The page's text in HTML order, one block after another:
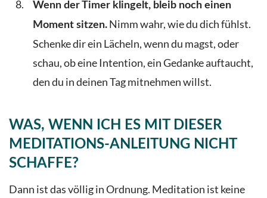
Wenn der Timer klingelt, bleib noch einen
Moment sitzen. Nimm wahr, wie du dich fühlst.
Schenke dir ein Lächeln, wenn du magst, oder
schau, ob eine Intention, ein Gedanke auftaucht,
den du in deinen Tag mitnehmen willst.
WAS, WENN ICH ES MIT DIESER
MEDITATIONS-ANLEITUNG NICHT
SCHAFFE?
Dann ist das völlig in Ordnung. Meditation ist keine